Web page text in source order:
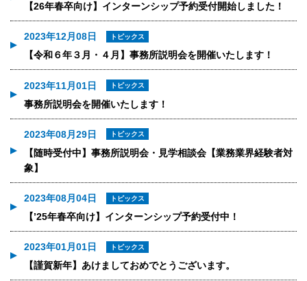
【26年春卒向け】インターンシップ予約受付開始しました！
2023年12月08日 トピックス
【令和６年３月・４月】事務所説明会を開催いたします！
2023年11月01日 トピックス
事務所説明会を開催いたします！
2023年08月29日 トピックス
【随時受付中】事務所説明会・見学相談会【業務業界経験者対
象】
2023年08月04日 トピックス
【’25年春卒向け】インターンシップ予約受付中！
2023年01月01日 トピックス
【謹賀新年】あけましておめでとうございます。